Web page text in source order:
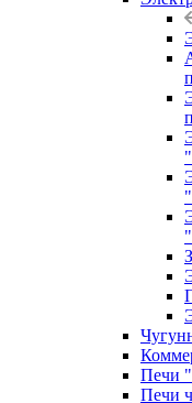
Печи
Печи